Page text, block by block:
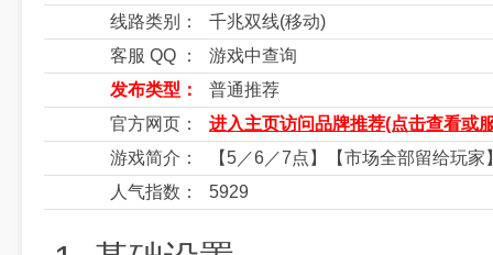
线路类别：
千兆双线(移动)
客服 QQ ：
游戏中查询
发布类型：
普通推荐
官方网页：
进入主页访问品牌推荐(点击查看或
游戏简介：
【5／6／7点】【市场全部留给玩
人气指数：
5929